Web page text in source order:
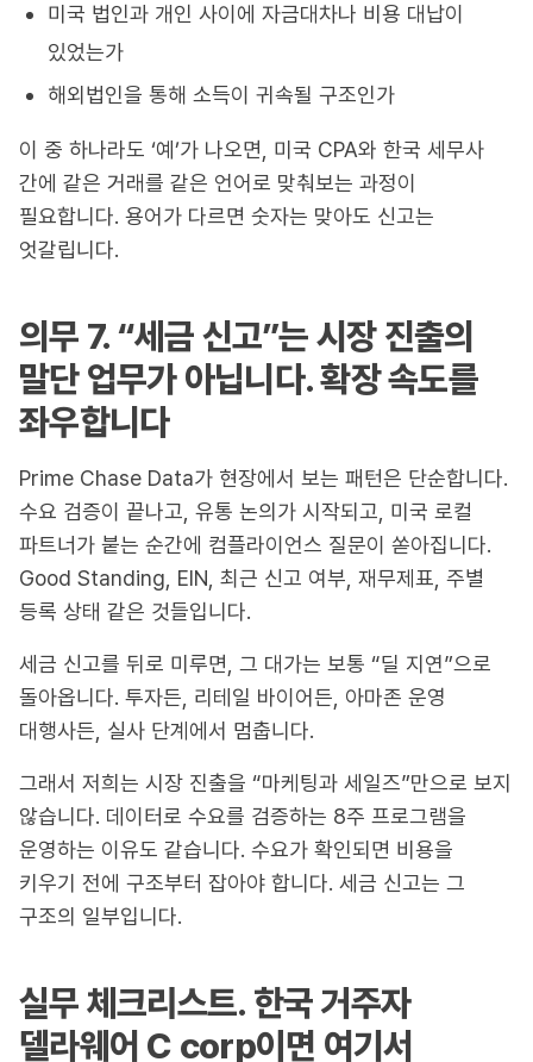
미국 법인과 개인 사이에 자금대차나 비용 대납이
있었는가
해외법인을 통해 소득이 귀속될 구조인가
이 중 하나라도 ‘예’가 나오면, 미국 CPA와 한국 세무사
간에 같은 거래를 같은 언어로 맞춰보는 과정이
필요합니다. 용어가 다르면 숫자는 맞아도 신고는
엇갈립니다.
의무 7. “세금 신고”는 시장 진출의
말단 업무가 아닙니다. 확장 속도를
좌우합니다
Prime Chase Data가 현장에서 보는 패턴은 단순합니다.
수요 검증이 끝나고, 유통 논의가 시작되고, 미국 로컬
파트너가 붙는 순간에 컴플라이언스 질문이 쏟아집니다.
Good Standing, EIN, 최근 신고 여부, 재무제표, 주별
등록 상태 같은 것들입니다.
세금 신고를 뒤로 미루면, 그 대가는 보통 “딜 지연”으로
돌아옵니다. 투자든, 리테일 바이어든, 아마존 운영
대행사든, 실사 단계에서 멈춥니다.
그래서 저희는 시장 진출을 “마케팅과 세일즈”만으로 보지
않습니다. 데이터로 수요를 검증하는 8주 프로그램을
운영하는 이유도 같습니다. 수요가 확인되면 비용을
키우기 전에 구조부터 잡아야 합니다. 세금 신고는 그
구조의 일부입니다.
실무 체크리스트. 한국 거주자
델라웨어 C corp이면 여기서